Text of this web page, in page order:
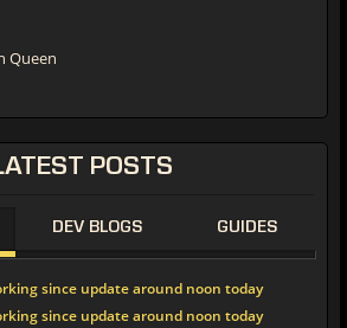
Queen
POSTS
DEV BLOGS GUIDES
since update around noon today
since update around noon today